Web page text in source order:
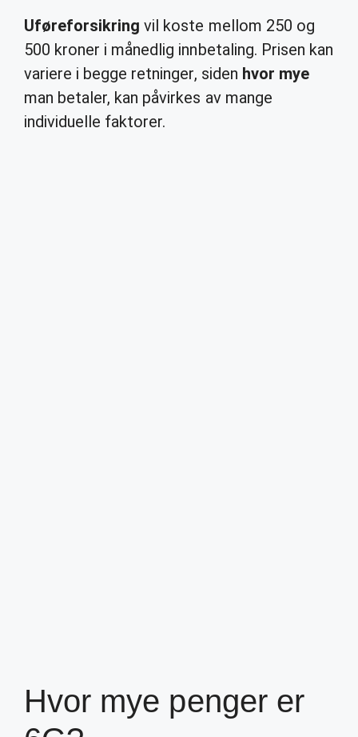
Uføreforsikring vil koste mellom 250 og
500 kroner i månedlig innbetaling. Prisen kan
variere i begge retninger, siden hvor mye
man betaler, kan påvirkes av mange
individuelle faktorer.
Hvor mye penger er